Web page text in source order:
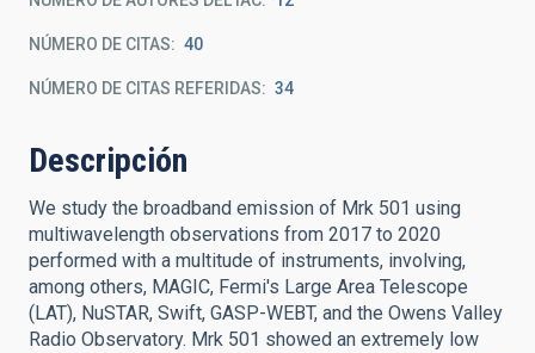
NÚMERO DE CITAS 40
NÚMERO DE CITAS REFERIDAS 34
Descripción
We study the broadband emission of Mrk 501 using
multiwavelength observations from 2017 to 2020
performed with a multitude of instruments, involving,
among others, MAGIC, Fermi's Large Area Telescope
(LAT), NuSTAR, Swift, GASP-WEBT, and the Owens Valley
Radio Observatory. Mrk 501 showed an extremely low